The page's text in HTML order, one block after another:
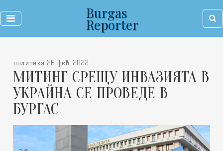
Burgas
Reporter
политика 26 фев. 2022
МИТИНГ СРЕЩУ ИНВАЗИЯТА В
УКРАЙНА СЕ ПРОВЕДЕ В
БУРГАС